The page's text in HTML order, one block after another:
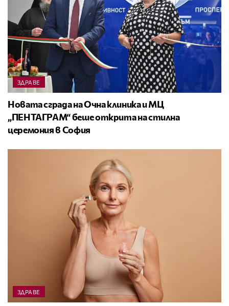
ЗДРАВЕ
Новата сграда на Очна клиника и МЦ
„ПЕНТАГРАМ“ беше открита на стилна
церемония в София
ЗДРАВЕ